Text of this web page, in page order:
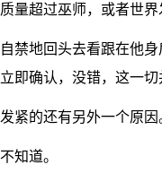
量超过巫师，或者世界
禁地回头去看跟在他
即确认，没错，这一
紧的还有另外一个原因
知道。